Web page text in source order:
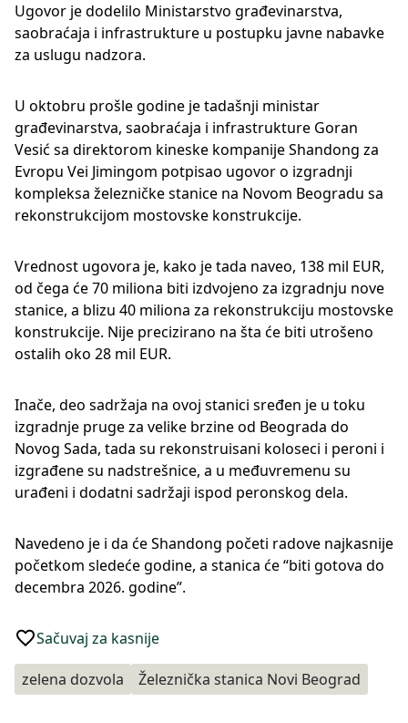
Ugovor je dodelilo Ministarstvo građevinarstva,
saobraćaja i infrastrukture u postupku javne nabavke
za uslugu nadzora.
U oktobru prošle godine je tadašnji ministar
građevinarstva, saobraćaja i infrastrukture Goran
Vesić sa direktorom kineske kompanije Shandong za
Evropu Vei Jimingom potpisao ugovor o izgradnji
kompleksa železničke stanice na Novom Beogradu sa
rekonstrukcijom mostovske konstrukcije.
Vrednost ugovora je, kako je tada naveo, 138 mil EUR,
od čega će 70 miliona biti izdvojeno za izgradnju nove
stanice, a blizu 40 miliona za rekonstrukciju mostovske
konstrukcije. Nije precizirano na šta će biti utrošeno
ostalih oko 28 mil EUR.
Inače, deo sadržaja na ovoj stanici sređen je u toku
izgradnje pruge za velike brzine od Beograda do
Novog Sada, tada su rekonstruisani koloseci i peroni i
izgrađene su nadstrešnice, a u međuvremenu su
urađeni i dodatni sadržaji ispod peronskog dela.
Navedeno je i da će Shandong početi radove najkasnije
početkom sledeće godine, a stanica će “biti gotova do
decembra 2026. godine”.
Sačuvaj za kasnije
zelena dozvola Železnička stanica Novi Beograd